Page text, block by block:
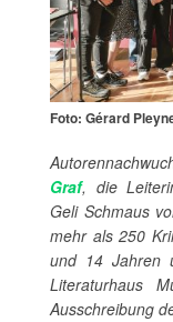
Foto: Gérard
Graf, die
Geli Schmaus
mehr als 250
und 14 Jahren
Literaturhaus
Ausschreibung